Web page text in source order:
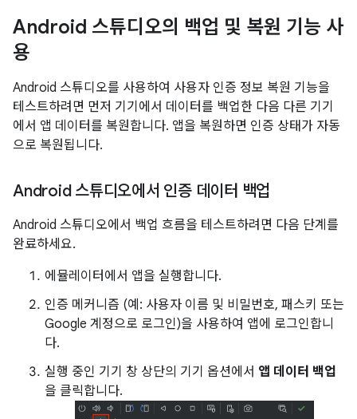
Android 스튜디오의 백업 및 복원 기능 사
용
Android 스튜디오를 사용하여 사용자 인증 정보 복원 기능을
테스트하려면 먼저 기기에서 데이터를 백업한 다음 다른 기기
에서 앱 데이터를 복원합니다. 앱을 복원하면 인증 상태가 자동
으로 복원됩니다.
Android 스튜디오에서 인증 데이터 백업
Android 스튜디오에서 백업 흐름을 테스트하려면 다음 단계를
완료하세요.
에뮬레이터에서 앱을 실행합니다.
인증 메커니즘 (예: 사용자 이름 및 비밀번호, 패스키 또는
Google 계정으로 로그인)을 사용하여 앱에 로그인합니
다.
실행 중인 기기 창 상단의 기기 옵션에서 앱 데이터 백업
을 클릭합니다.